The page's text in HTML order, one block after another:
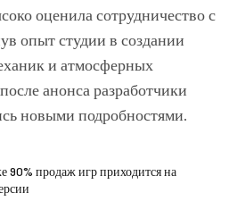
оценила сотрудничество с
опыт студии в создании
и атмосферных
анонса разработчики
новыми подробностями.
90% продаж игр приходится на